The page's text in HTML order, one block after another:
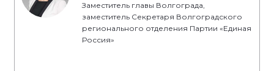
Заместитель главы Волгограда,
заместитель Секретаря Волгоградского
регионального отделения Партии «Единая
Россия»